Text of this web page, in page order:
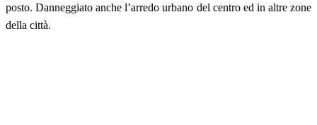
posto. Danneggiato anche l’arredo urbano del centro ed in altre zone
della città.